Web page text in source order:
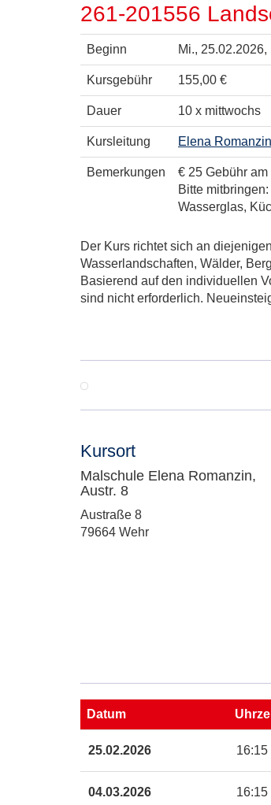
261-201556
Beginn Mi.,
Kursgebühr 155,00 €
Dauer 10 x mittwochs
Kursleitung Elena Romanzin
Bemerkungen
€ 25 Gebühr
Bitte
Wasserglas,
Der Kurs richtet sich an
Wasserlandschaften, Wälder,
Basierend auf den individuellen
sind nicht erforderlich.
Kursort
Malschule Elena Romanzin,
Austr. 8
Adresse:
Austraße 8
79664 Wehr
zum
diesen
Kurs
Datum
25.02.2026 16:15
04.03.2026 16:15